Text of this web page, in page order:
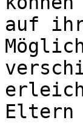
auf
Eltern